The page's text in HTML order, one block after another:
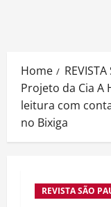
Home
Projeto da Cia A
leitura com
no Bixiga
REVISTA SÃO